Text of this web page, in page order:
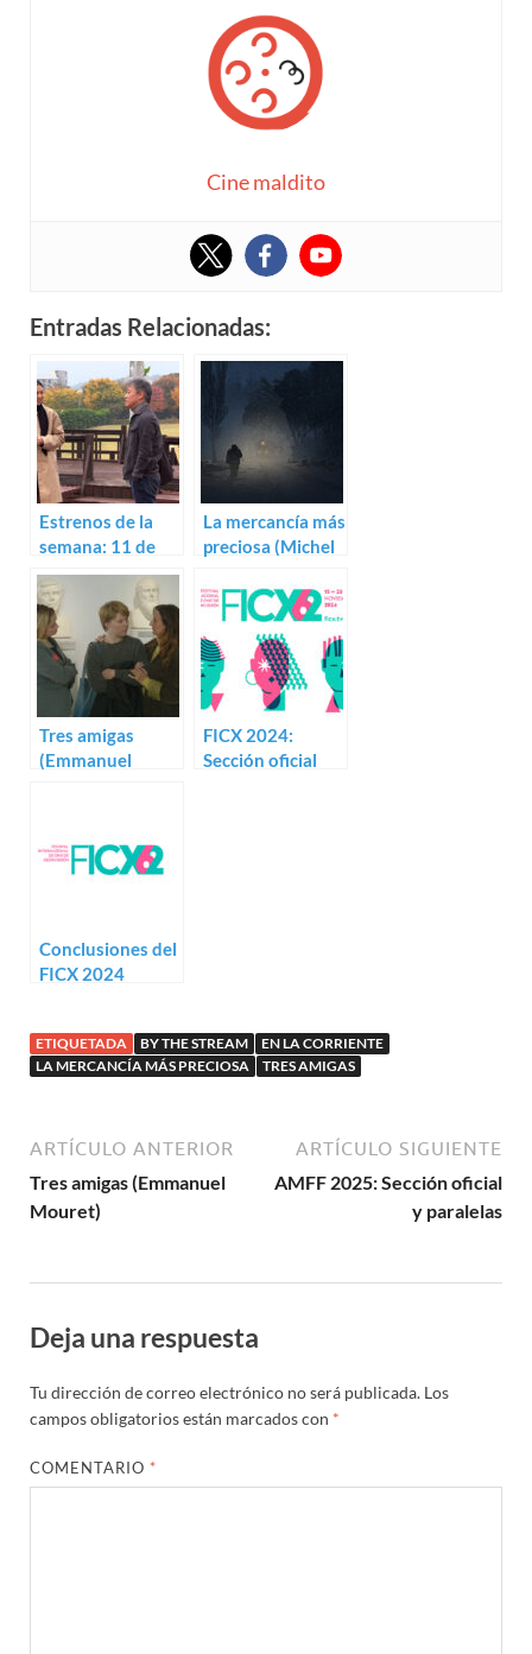
Cine maldito
Entradas Relacionadas:
Estrenos de la
semana: 11 de
julio (2025)
La mercancía más
preciosa (Michel
Tres amigas
(Emmanuel
FICX 2024:
Sección oficial
Conclusiones del
FICX 2024
ETIQUETADA BY THE STREAM
EN LA CORRIENTE
LA MERCANCÍA MÁS PRECIOSA
TRES AMIGAS
ARTÍCULO ANTERIOR
Tres amigas (Emmanuel
Mouret)
ARTÍCULO SIGUIENTE
AMFF 2025: Sección oficial
y paralelas
Deja una respuesta
Tu dirección de correo electrónico no será publicada. Los
campos obligatorios están marcados con *
COMENTARIO *